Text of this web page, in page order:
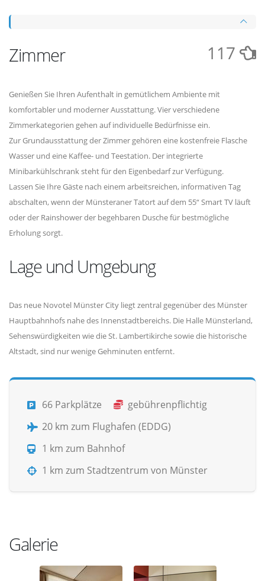
Zimmer 117
Genießen Sie Ihren Aufenthalt in gemütlichem Ambiente mit
komfortabler und moderner Ausstattung. Vier verschiedene
Zimmerkategorien gehen auf individuelle Bedürfnisse ein.
Zur Grundausstattung der Zimmer gehören eine kostenfreie Flasche
Wasser und eine Kaffee- und Teestation. Der integrierte
Minibarkühlschrank steht für den Eigenbedarf zur Verfügung.
Lassen Sie Ihre Gäste nach einem arbeitsreichen, informativen Tag
abschalten, wenn der Münsteraner Tatort auf dem 55“ Smart TV läuft
oder der Rainshower der begehbaren Dusche für bestmögliche
Erholung sorgt.
Lage und Umgebung
Das neue Novotel Münster City liegt zentral gegenüber des Münster
Hauptbahnhofs nahe des Innenstadtbereichs. Die Halle Münsterland,
Sehenswürdigkeiten wie die St. Lambertikirche sowie die historische
Altstadt, sind nur wenige Gehminuten entfernt.
66 Parkplätze
gebührenpflichtig
20 km zum Flughafen (EDDG)
1 km zum Bahnhof
1 km zum Stadtzentrum von Münster
Galerie